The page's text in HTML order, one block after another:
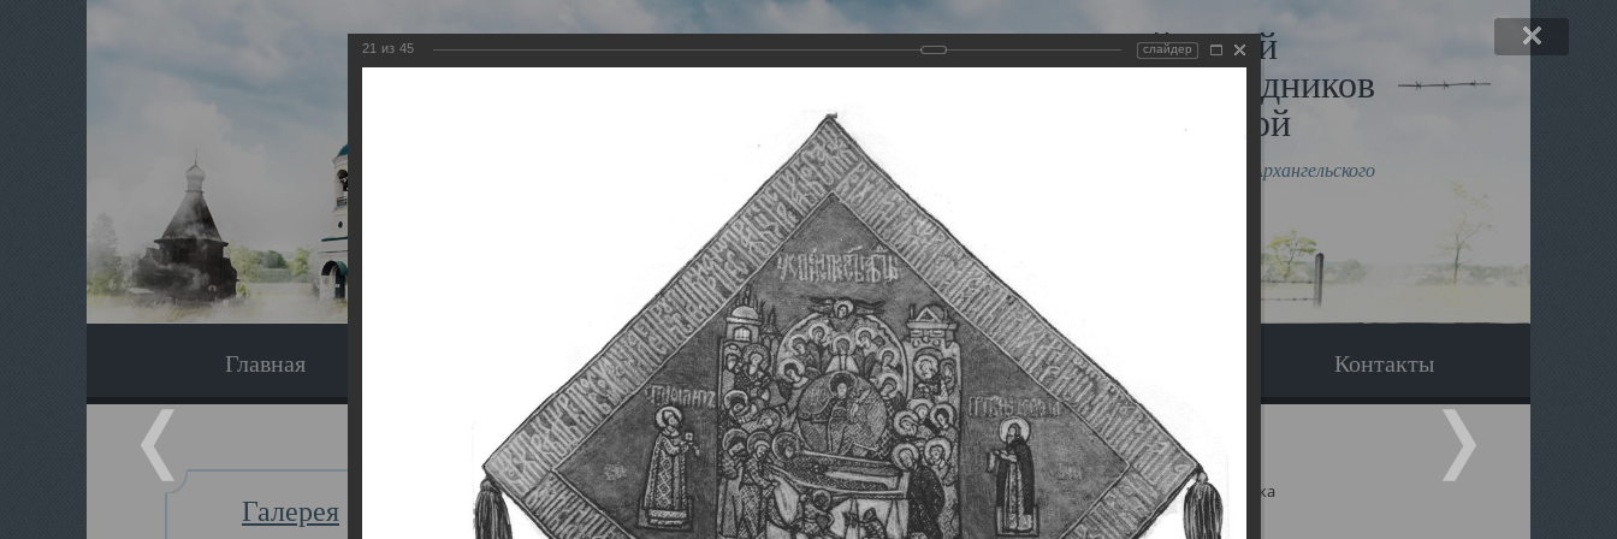
Виртуальный музей
Новомучеников и исповедников
Земли Архангельской
Сайт создан по благословлению митрополита Архангельского
Главная Наследники Галерея Вопрос-ответ Контакты
Галерея
Главная Галерея Храмы-мученики Архангельска Свято-Троицкий собор Архангельска
21 из 45 слайдер